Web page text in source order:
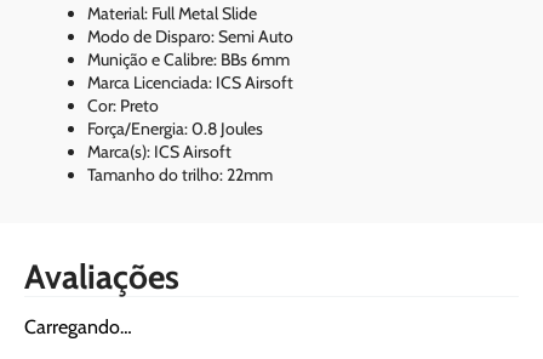
Material: Full Metal Slide
Modo de Disparo: Semi Auto
Munição e Calibre: BBs 6mm
Marca Licenciada: ICS Airsoft
Cor: Preto
Força/Energia: 0.8 Joules
Marca(s): ICS Airsoft
Tamanho do trilho: 22mm
Avaliações
Carregando…